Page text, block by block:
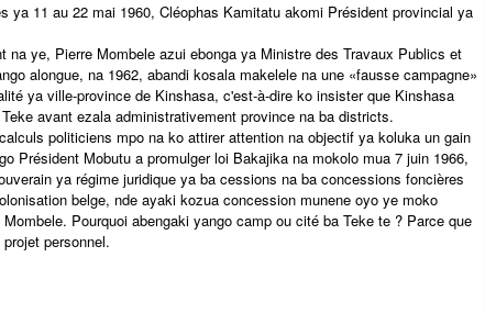
ya 11 au 22 mai 1960, Cléophas Kamitatu akomi Président provincial ya
na ye, Pierre Mombele azui ebonga ya Ministre des Travaux Publics et
alongue, na 1962, abandi kosala makelele na une «fausse campagne»
ya ville-province de Kinshasa, c'est-à-dire ko insister que Kinshasa
avant ezala administrativement province na ba districts.
politiciens mpo na ko attirer attention na objectif ya koluka un gain
Président Mobutu a promulger loi Bakajika na mokolo mua 7 juin 1966,
ya régime juridique ya ba cessions na ba concessions foncières
belge, nde ayaki kozua concession munene oyo ye moko
Pourquoi abengaki yango camp ou cité ba Teke te ? Parce que
personnel.